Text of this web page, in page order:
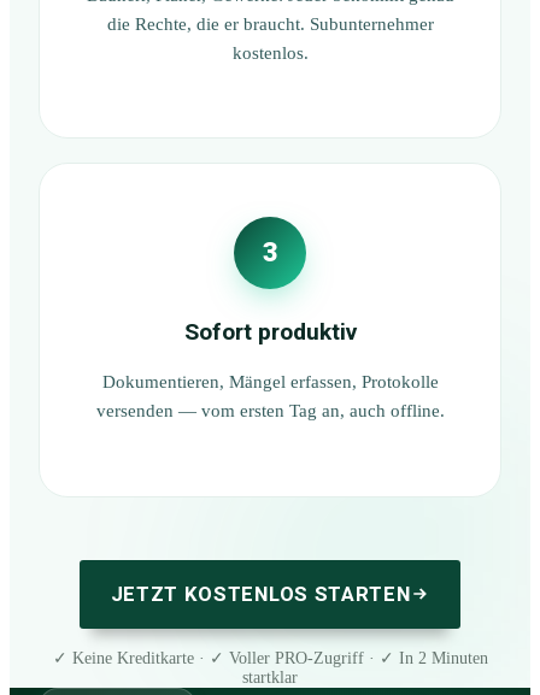
die Rechte, die er braucht. Subunternehmer
kostenlos.
3
Sofort produktiv
Dokumentieren, Mängel erfassen, Protokolle
versenden — vom ersten Tag an, auch offline.
JETZT KOSTENLOS STARTEN
✓ Keine Kreditkarte · ✓ Voller PRO-Zugriff · ✓ In 2 Minuten
startklar